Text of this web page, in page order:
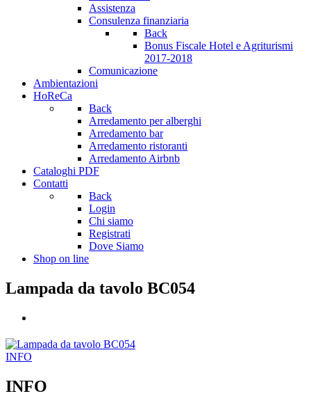
Assistenza
Consulenza finanziaria
Back
Bonus Fiscale Hotel e Agriturismi
2017-2018
Comunicazione
Ambientazioni
HoReCa
Back
Arredamento per alberghi
Arredamento bar
Arredamento ristoranti
Arredamento Airbnb
Cataloghi PDF
Contatti
Back
Login
Chi siamo
Registrati
Dove Siamo
Shop on line
Lampada da tavolo BC054
INFO
INFO